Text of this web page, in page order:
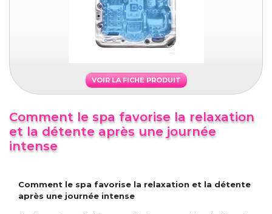
VOIR LA FICHE PRODUIT
Comment le spa favorise la relaxation
et la détente après une journée
intense
Comment le spa favorise la relaxation et la détente
après une journée intense